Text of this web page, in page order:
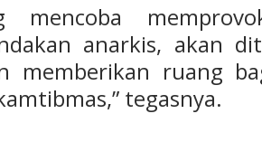
mencoba
anarkis, akan
memberikan ruang
tegasnya.